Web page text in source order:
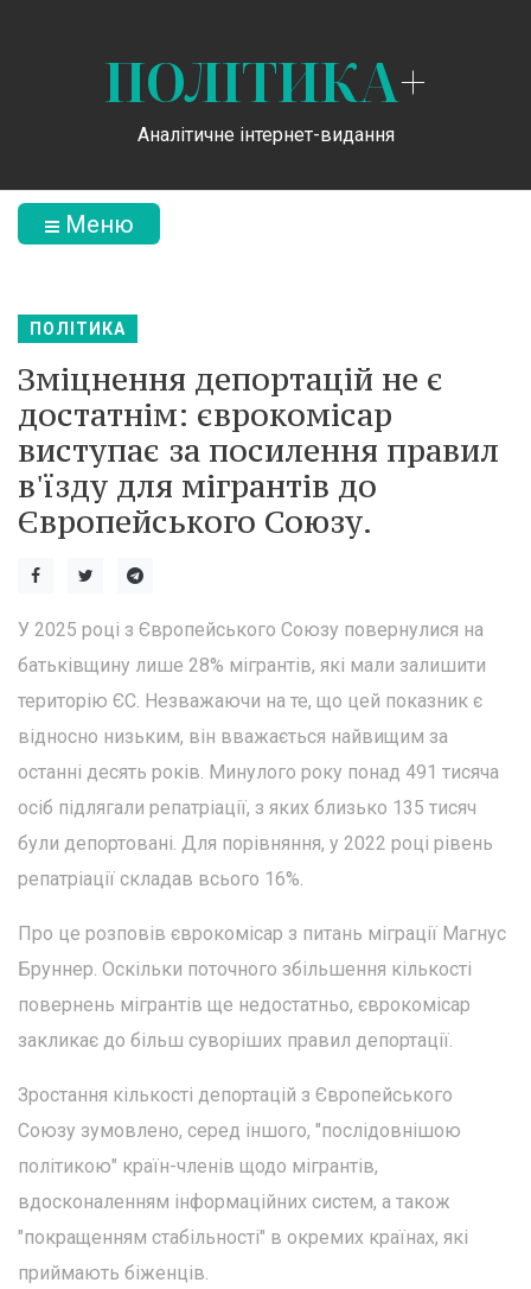
ПОЛІТИКА+
Аналітичне інтернет-видання
Меню
ПОЛІТИКА
Зміцнення депортацій не є
достатнім: єврокомісар
виступає за посилення правил
в'їзду для мігрантів до
Європейського Союзу.
У 2025 році з Європейського Союзу повернулися на
батьківщину лише 28% мігрантів, які мали залишити
територію ЄС. Незважаючи на те, що цей показник є
відносно низьким, він вважається найвищим за
останні десять років. Минулого року понад 491 тисяча
осіб підлягали репатріації, з яких близько 135 тисяч
були депортовані. Для порівняння, у 2022 році рівень
репатріації складав всього 16%.
Про це розповів єврокомісар з питань міграції Магнус
Бруннер. Оскільки поточного збільшення кількості
повернень мігрантів ще недостатньо, єврокомісар
закликає до більш суворіших правил депортації.
Зростання кількості депортацій з Європейського
Союзу зумовлено, серед іншого, "послідовнішою
політикою" країн-членів щодо мігрантів,
вдосконаленням інформаційних систем, а також
"покращенням стабільності" в окремих країнах, які
приймають біженців.